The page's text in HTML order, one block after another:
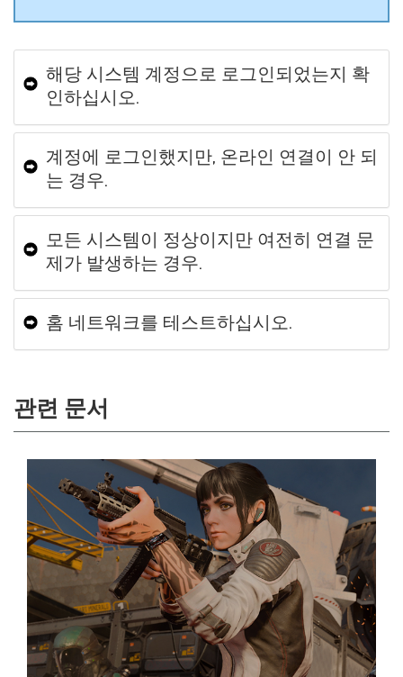
해당 시스템 계정으로 로그인되었는지 확
인하십시오.
계정에 로그인했지만, 온라인 연결이 안 되
는 경우.
모든 시스템이 정상이지만 여전히 연결 문
제가 발생하는 경우.
홈 네트워크를 테스트하십시오.
관련 문서